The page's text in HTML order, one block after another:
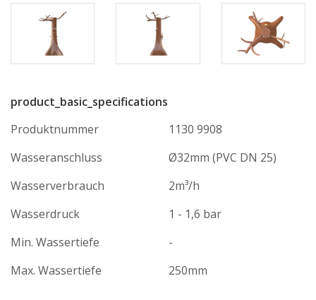
product_basic_specifications
Produktnummer
1130 9908
Wasseranschluss
Ø32mm (PVC DN 25)
Wasserverbrauch
2m³/h
Wasserdruck
1 - 1,6 bar
Min. Wassertiefe
-
Max. Wassertiefe
250mm